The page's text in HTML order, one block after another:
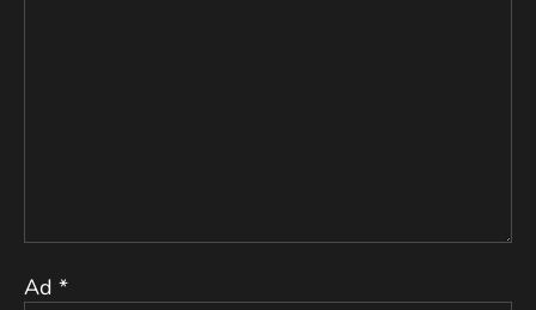
Ad *